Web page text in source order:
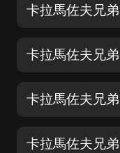
卡拉馬佐夫兄
卡拉馬佐夫兄
卡拉馬佐夫兄